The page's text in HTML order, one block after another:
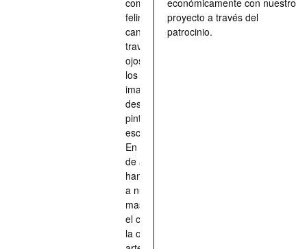
felinos y
caninos a
través de los
ojos quienes
los han
imaginado,
descrito,
pintado,
esculpido...
En definitiva,
de aquellos
han situado
a nuestras
mascotas en
el centro de
la obra de
proyecto a través del
patrocinio.